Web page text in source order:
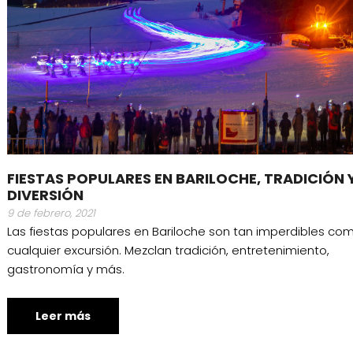
FIESTAS POPULARES EN BARILOCHE, TRADICIÓN
DIVERSIÓN
9 de febrero, 2021
Las fiestas populares en Bariloche son tan imperdibles
cualquier excursión. Mezclan tradición, entretenimiento,
gastronomía y más.
Leer más